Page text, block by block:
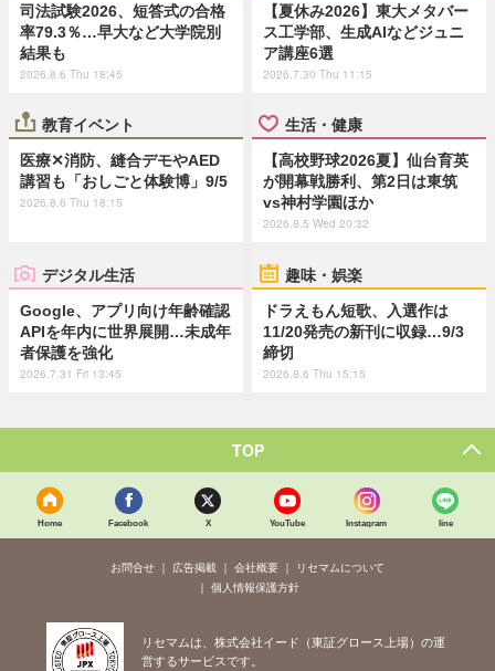
司法試験2026、短答式の合格
率79.3％…早大など大学院別
結果も
2026.8.6 Thu 18:45
【夏休み2026】東大メタバー
ス工学部、生成AIなどジュニ
ア講座6選
2026.7.30 Thu 11:15
教育イベント
医療✕消防、縫合デモやAED
講習も「おしごと体験博」9/5
2026.8.6 Thu 18:15
生活・健康
【高校野球2026夏】仙台育英
が開幕戦勝利、第2日は東筑
vs神村学園ほか
2026.8.5 Wed 20:32
デジタル生活
Google、アプリ向け年齢確認
APIを年内に世界展開…未成年
者保護を強化
2026.7.31 Fri 13:45
趣味・娯楽
ドラえもん短歌、入選作は
11/20発売の新刊に収録…9/3
締切
2026.8.6 Thu 15:15
TOP
Home Facebook X YouTube Instagram line
お問合せ 広告掲載 会社概要
リセマムについて
個人情報保護方針
リセマムは、株式会社イード（東証グロース上場）の運
営するサービスです。